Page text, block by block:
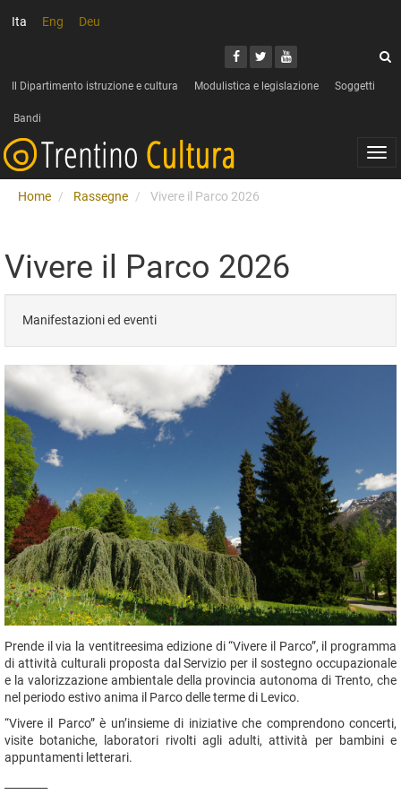
Ita Eng Deu
Facebook
Twitter
Youtube
Il Dipartimento istruzione e cultura Modulistica e legislazione Soggetti
Bandi
Home
Rassegne Vivere il Parco 2026
Vivere il Parco 2026
Manifestazioni ed eventi
Prende il via la ventitreesima edizione di “Vivere il Parco”, il programma
di attività culturali proposta dal Servizio per il sostegno occupazionale
e la valorizzazione ambientale della provincia autonoma di Trento, che
nel periodo estivo anima il Parco delle terme di Levico.
“Vivere il Parco” è un’insieme di iniziative che comprendono concerti,
visite botaniche, laboratori rivolti agli adulti, attività per bambini e
appuntamenti letterari.